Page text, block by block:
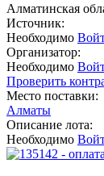
Алматинская
Источник:
Необходимо
Организатор:
Необходимо
Проверить
Место поставки:
Алматы
Описание лота:
Необходимо